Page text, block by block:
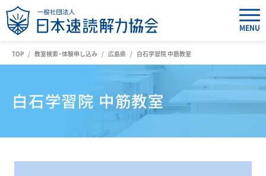
MENU
TOP 教室検索・体験申し込み 広島県 白石学習院 中筋教室
白石学習院 中筋教室